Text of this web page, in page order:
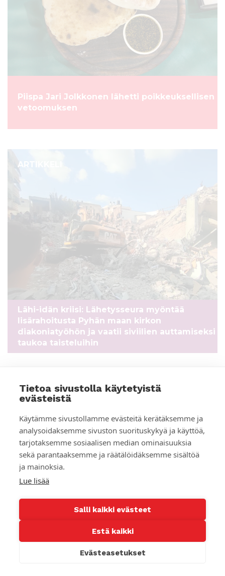
Tietoa sivustolla käytetyistä
evästeistä
Käytämme sivustollamme evästeitä kerätäksemme ja
analysoidaksemme sivuston suorituskykyä ja käyttöä,
tarjotaksemme sosiaalisen median ominaisuuksia
sekä parantaaksemme ja räätälöidäksemme sisältöä
ja mainoksia.
Lue lisää
Salli kaikki evästeet
Estä kaikki
Evästeasetukset
Piispa Jari Jolkkonen lähetti poikkeuksellisen
vetoomuksen
ARTIKKELI
Lähi-idän kriisi: Lähetysseura myöntää
lisärahoitusta Pyhän maan kirkon
diakoniatyöhön ja vaatii siviilien auttamiseksi
taukoa taisteluihin
BLOGI
Pauliina Parhiala: Lisää toimia antisemitismin